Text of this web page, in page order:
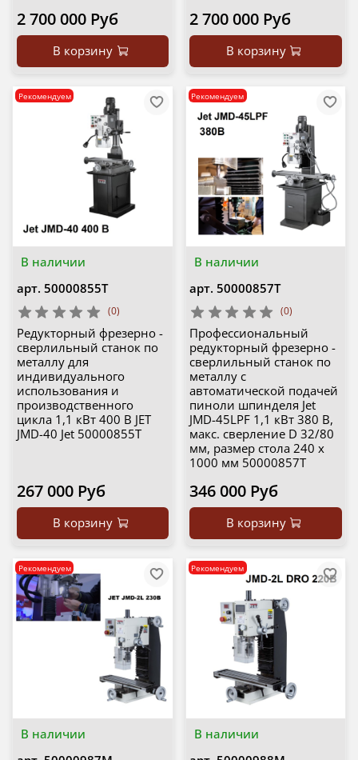
2 700 000 Руб
В корзину
2 700 000 Руб
В корзину
В наличии
Рекомендуем
арт. 50000855T
(0)
Редукторный фрезерно -
сверлильный станок по
металлу для
индивидуального
использования и
производственного
цикла 1,1 кВт 400 В JET
JMD-40 Jet 50000855T
267 000 Руб
В корзину
В наличии
Рекомендуем
арт. 50000857T
(0)
Профессиональный
редукторный фрезерно -
сверлильный станок по
металлу с
автоматической подачей
пиноли шпинделя Jet
JMD-45LPF 1,1 кВт 380 В,
макс. сверление D 32/80
мм, размер стола 240 х
1000 мм 50000857T
346 000 Руб
В корзину
В наличии
Рекомендуем
В наличии
Рекомендуем